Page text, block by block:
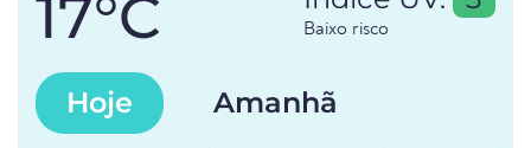
17°C Baixo risco
Hoje Amanhã